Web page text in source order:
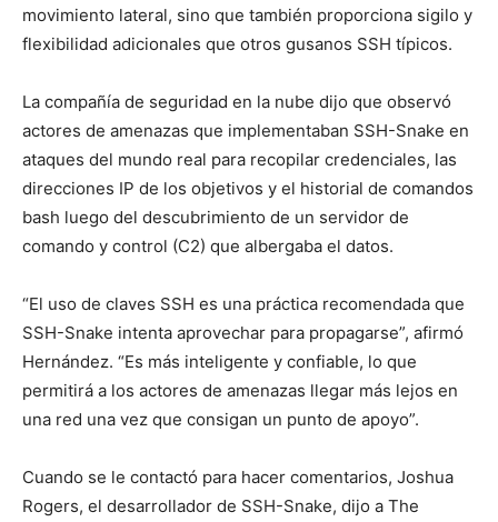
movimiento lateral, sino que también proporciona sigilo y
flexibilidad adicionales que otros gusanos SSH típicos.
La compañía de seguridad en la nube dijo que observó
actores de amenazas que implementaban SSH-Snake en
ataques del mundo real para recopilar credenciales, las
direcciones IP de los objetivos y el historial de comandos
bash luego del descubrimiento de un servidor de
comando y control (C2) que albergaba el datos.
“El uso de claves SSH es una práctica recomendada que
SSH-Snake intenta aprovechar para propagarse”, afirmó
Hernández. “Es más inteligente y confiable, lo que
permitirá a los actores de amenazas llegar más lejos en
una red una vez que consigan un punto de apoyo”.
Cuando se le contactó para hacer comentarios, Joshua
Rogers, el desarrollador de SSH-Snake, dijo a The